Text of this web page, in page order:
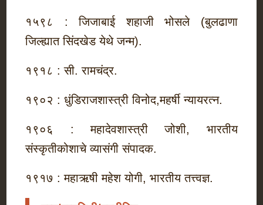
१५९८ : जिजाबाई शहाजी भोसले (बुलढाणा
जिल्ह्यात सिंदखेड येथे जन्म).
१९१८ : सी. रामचंद्र.
१९०२ : धुंडिराजशास्त्री विनोद,महर्षी न्यायरत्न.
१९०६ : महादेवशास्त्री जोशी, भारतीय
संस्कृतीकोशाचे व्यासंगी संपादक.
१९१७ : महाऋषी महेश योगी, भारतीय तत्त्वज्ञ.